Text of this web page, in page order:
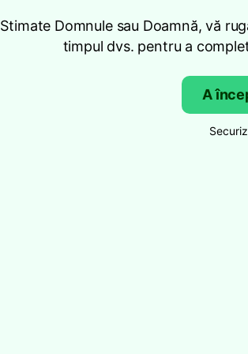
Stimate Domnule sau Doamnă, vă
timpul dvs. pentru a
A